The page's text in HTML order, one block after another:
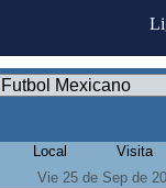
Local Visita
Vie 25 de Sep de